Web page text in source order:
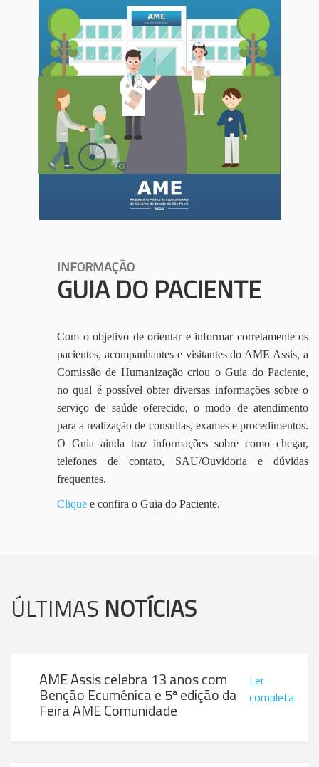
INFORMAÇÃO
GUIA DO PACIENTE
Com o objetivo de orientar e informar corretamente os
pacientes, acompanhantes e visitantes do AME Assis, a
Comissão de Humanização criou o Guia do Paciente,
no qual é possível obter diversas informações sobre o
serviço de saúde oferecido, o modo de atendimento
para a realização de consultas, exames e procedimentos.
O Guia ainda traz informações sobre como chegar,
telefones de contato, SAU/Ouvidoria e dúvidas
frequentes.
Clique e confira o Guia do Paciente.
ÚLTIMAS NOTÍCIAS
AME Assis celebra 13 anos com
Benção Ecumênica e 5ª edição da
Feira AME Comunidade
Ler
completa